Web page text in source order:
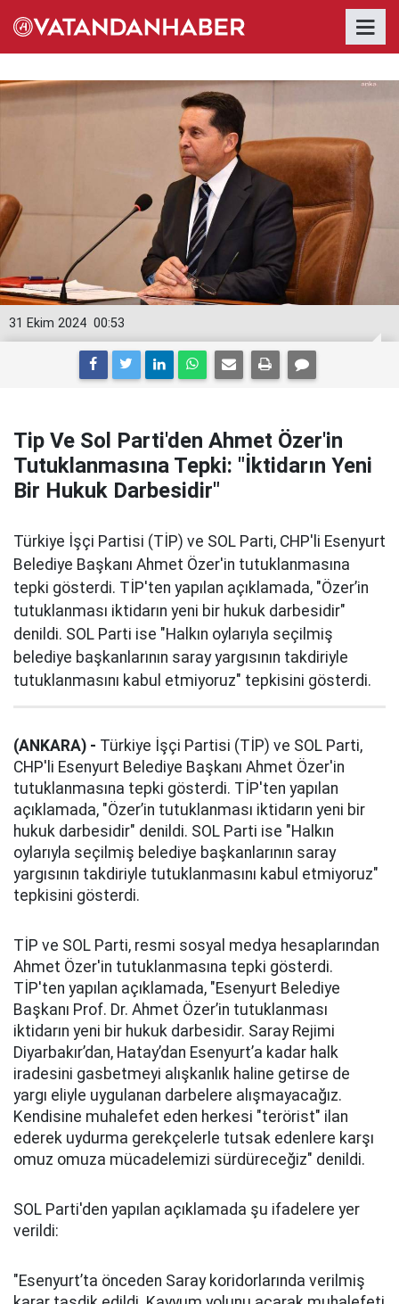
00:53
31 Ekim 2024
Tip Ve Sol Parti'den Ahmet Özer'in
Tutuklanmasına Tepki: "İktidarın Yeni
Bir Hukuk Darbesidir"
Türkiye İşçi Partisi (TİP) ve SOL Parti, CHP'li Esenyurt
Belediye Başkanı Ahmet Özer'in tutuklanmasına
tepki gösterdi. TİP'ten yapılan açıklamada, "Özer’in
tutuklanması iktidarın yeni bir hukuk darbesidir"
denildi. SOL Parti ise "Halkın oylarıyla seçilmiş
belediye başkanlarının saray yargısının takdiriyle
tutuklanmasını kabul etmiyoruz" tepkisini gösterdi.
(ANKARA) - Türkiye İşçi Partisi (TİP) ve SOL Parti,
CHP'li Esenyurt Belediye Başkanı Ahmet Özer'in
tutuklanmasına tepki gösterdi. TİP'ten yapılan
açıklamada, "Özer’in tutuklanması iktidarın yeni bir
hukuk darbesidir" denildi. SOL Parti ise "Halkın
oylarıyla seçilmiş belediye başkanlarının saray
yargısının takdiriyle tutuklanmasını kabul etmiyoruz"
tepkisini gösterdi.
TİP ve SOL Parti, resmi sosyal medya hesaplarından
Ahmet Özer'in tutuklanmasına tepki gösterdi.
TİP'ten yapılan açıklamada, "Esenyurt Belediye
Başkanı Prof. Dr. Ahmet Özer’in tutuklanması
iktidarın yeni bir hukuk darbesidir. Saray Rejimi
Diyarbakır’dan, Hatay’dan Esenyurt’a kadar halk
iradesini gasbetmeyi alışkanlık haline getirse de
yargı eliyle uygulanan darbelere alışmayacağız.
Kendisine muhalefet eden herkesi "terörist" ilan
ederek uydurma gerekçelerle tutsak edenlere karşı
omuz omuza mücadelemizi sürdüreceğiz" denildi.
SOL Parti'den yapılan açıklamada şu ifadelere yer
verildi:
"Esenyurt’ta önceden Saray koridorlarında verilmiş